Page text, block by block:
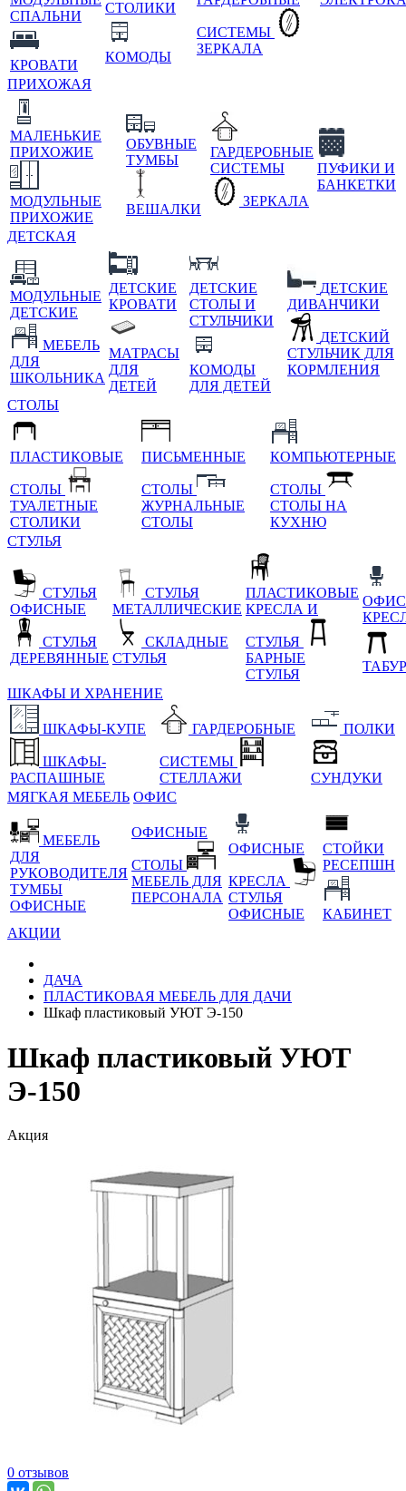
СПАЛЬНИ
КРОВАТИ
СТОЛИКИ
КОМОДЫ
СИСТЕМЫ
ЗЕРКАЛА
ПРИХОЖАЯ
МАЛЕНЬКИЕ
ПРИХОЖИЕ
МОДУЛЬНЫЕ
ПРИХОЖИЕ
ОБУВНЫЕ
ТУМБЫ
ВЕШАЛКИ
ГАРДЕРОБНЫЕ
СИСТЕМЫ
ЗЕРКАЛА
ПУФИКИ И
БАНКЕТКИ
ДЕТСКАЯ
МОДУЛЬНЫЕ
ДЕТСКИЕ
МЕБЕЛЬ
ДЛЯ
ШКОЛЬНИКА
ДЕТСКИЕ
КРОВАТИ
МАТРАСЫ
ДЛЯ
ДЕТЕЙ
ДЕТСКИЕ
СТОЛЫ И
СТУЛЬЧИКИ
КОМОДЫ
ДЛЯ ДЕТЕЙ
ДЕТСКИЕ
ДИВАНЧИКИ
ДЕТСКИЙ
СТУЛЬЧИК ДЛЯ
КОРМЛЕНИЯ
СТОЛЫ
ПЛАСТИКОВЫЕ
СТОЛЫ
ТУАЛЕТНЫЕ
СТОЛИКИ
ПИСЬМЕННЫЕ
СТОЛЫ
ЖУРНАЛЬНЫЕ
СТОЛЫ
КОМПЬЮТЕРНЫЕ
СТОЛЫ
СТОЛЫ НА
КУХНЮ
СТУЛЬЯ
СТУЛЬЯ
ОФИСНЫЕ
СТУЛЬЯ
ДЕРЕВЯННЫЕ
СТУЛЬЯ
МЕТАЛЛИЧЕСКИЕ
СКЛАДНЫЕ
СТУЛЬЯ
ПЛАСТИКОВЫЕ
КРЕСЛА И
СТУЛЬЯ
БАРНЫЕ
СТУЛЬЯ
ШКАФЫ И ХРАНЕНИЕ
ШКАФЫ-КУПЕ
ШКАФЫ-
РАСПАШНЫЕ
ГАРДЕРОБНЫЕ
СИСТЕМЫ
СТЕЛЛАЖИ
ПОЛКИ
СУНДУКИ
МЯГКАЯ МЕБЕЛЬ ОФИС
МЕБЕЛЬ
ДЛЯ
РУКОВОДИТЕЛЯ
ТУМБЫ
ОФИСНЫЕ
ОФИСНЫЕ
СТОЛЫ
МЕБЕЛЬ ДЛЯ
ПЕРСОНАЛА
ОФИСНЫЕ
КРЕСЛА
СТУЛЬЯ
ОФИСНЫЕ
СТОЙКИ
РЕСЕПШН
КАБИНЕТ
АКЦИИ
ДАЧА
ПЛАСТИКОВАЯ МЕБЕЛЬ ДЛЯ ДАЧИ
Шкаф пластиковый УЮТ Э-150
Шкаф пластиковый УЮТ
Э-150
Акция
0 отзывов